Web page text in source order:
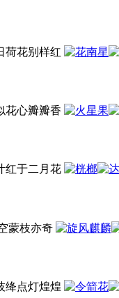
荷花别样红
花心瓣瓣香
红于二月花
蒙枝亦奇
绛点灯煌煌